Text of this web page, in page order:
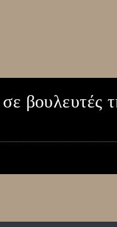
βουλευτές